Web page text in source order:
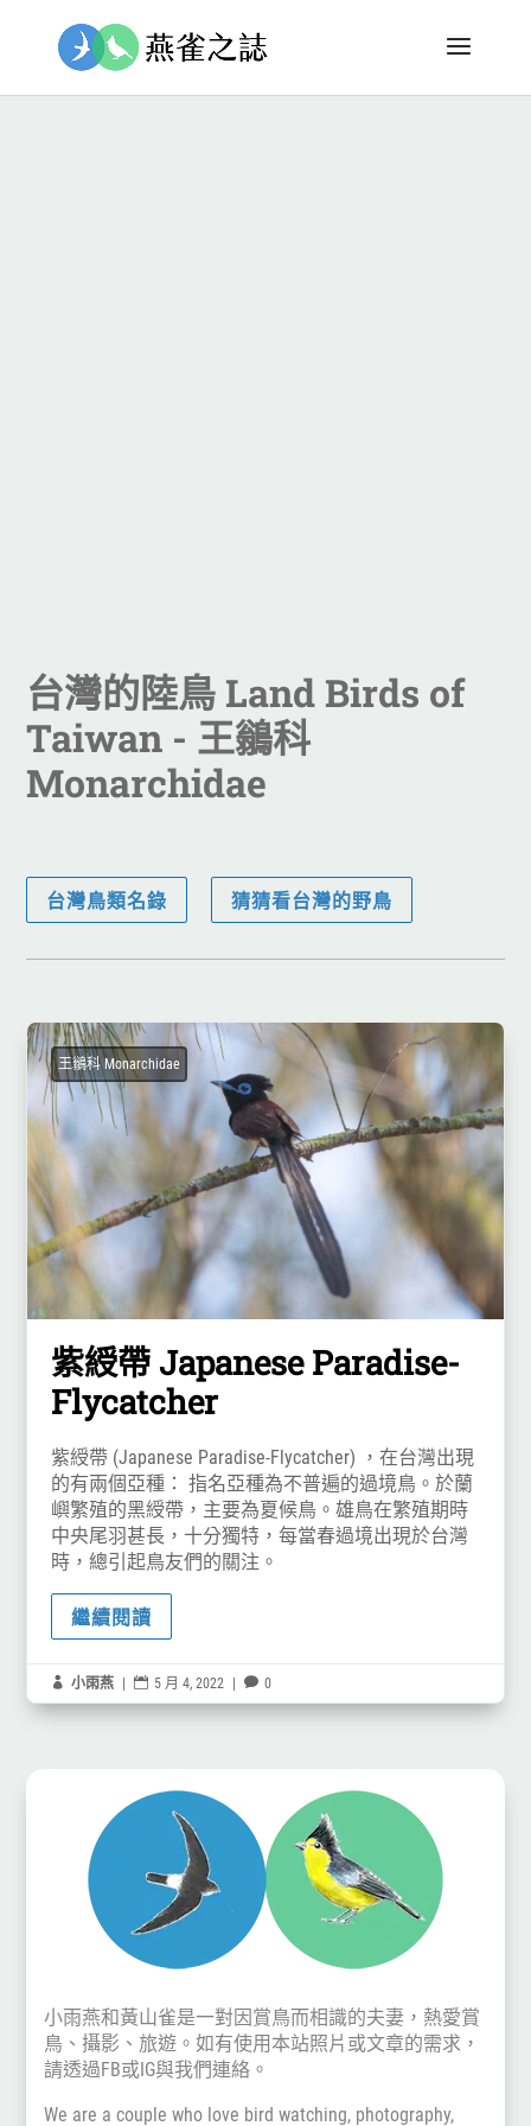
台灣的陸鳥 Land Birds of
Taiwan - 王鶲科
Monarchidae
台灣鳥類名錄 猜猜看台灣的野鳥
王鶲科 Monarchidae
紫綬帶 Japanese Paradise-
Flycatcher
紫綬帶 (Japanese Paradise-Flycatcher) ，在台灣出現
的有兩個亞種： 指名亞種為不普遍的過境鳥。於蘭
嶼繁殖的黑綬帶，主要為夏候鳥。雄鳥在繁殖期時
中央尾羽甚長，十分獨特，每當春過境出現於台灣
時，總引起鳥友們的關注。
繼續閱讀
 小雨燕  5 月 4, 2022  0
小雨燕和黃山雀是一對因賞鳥而相識的夫妻，熱愛賞
鳥、攝影、旅遊。如有使用本站照片或文章的需求，
請透過FB或IG與我們連絡。
We are a couple who love bird watching, photography,